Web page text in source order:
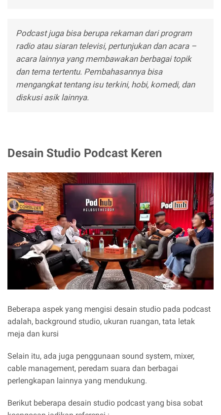
Podcast juga bisa berupa rekaman dari program
radio atau siaran televisi, pertunjukan dan acara –
acara lainnya yang membawakan berbagai topik
dan tema tertentu. Pembahasannya bisa
mengangkat tentang isu terkini, hobi, komedi, dan
diskusi asik lainnya.
Desain Studio Podcast Keren
Beberapa aspek yang mengisi desain studio pada podcast
adalah, background studio, ukuran ruangan, tata letak
meja dan kursi
Selain itu, ada juga penggunaan sound system, mixer,
cable management, peredam suara dan berbagai
perlengkapan lainnya yang mendukung.
Berikut beberapa desain studio podcast yang bisa sobat